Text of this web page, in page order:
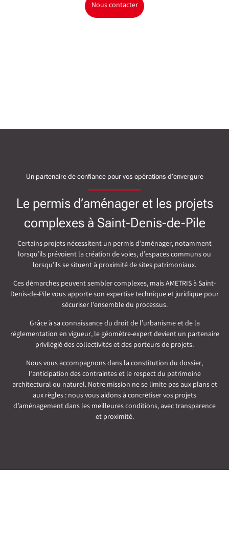
Nous contacter
Un partenaire de confiance pour vos opérations d’envergure
Le permis d’aménager et les projets
complexes à Saint-Denis-de-Pile
Certains projets nécessitent un permis d’aménager, notamment
lorsqu’ils prévoient la création de voies, d’espaces communs ou
lorsqu’ils se situent à proximité de sites patrimoniaux.
Ces démarches peuvent sembler complexes, mais AMETRIS à Saint-
Denis-de-Pile vous apporte son expertise technique et juridique pour
sécuriser l’ensemble du processus.
Grâce à sa connaissance du droit de l’urbanisme et de la
réglementation en vigueur, le géomètre-expert devient un partenaire
privilégié des collectivités et des porteurs de projets.
Nous vous accompagnons dans la constitution du dossier,
l’anticipation des contraintes et le respect du patrimoine
architectural ou naturel. Notre mission ne se limite pas aux plans et
aux règles : nous vous aidons à concrétiser vos projets
d’aménagement dans les meilleures conditions, avec transparence
et proximité.